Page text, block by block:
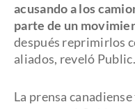
acusando a los
parte de un
después reprimirlos
aliados, reveló Public.
La prensa